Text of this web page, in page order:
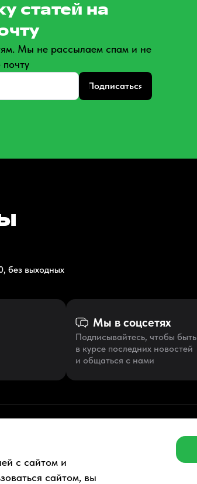
статей на
Мы не рассылаем спам и не
Подписаться
без выходных
Мы в соцсетях
Подписывайтесь, чтобы быть
в курсе последних новостей
и общаться с нами
соглашение
с сайтом и
сайтом, вы